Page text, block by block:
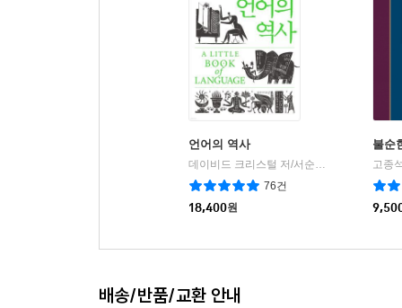
언어의 역사
소소의책
76건
18,400원
불순
고종
배송/반품/교환 안내